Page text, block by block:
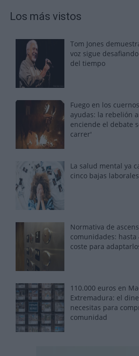
Los más vistos
Tom Jones
voz sigue
del tiempo
Fuego en los
ayudas: la rebelión
enciende el debate
carrer'
La salud mental ya
cinco bajas laborales
Normativa de
comunidades: hasta
coste para
110.000 euros en
Extremadura: el
necesitas para
comunidad